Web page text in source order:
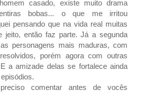
casado, existe muito drama
bobas... o que me irritou
pensando que na vida real muitas
jeito, então faz parte. Já a segunda
personagens mais maduras, com
porém agora com outras
a amizade delas se fortalece ainda
comentar antes de vocês